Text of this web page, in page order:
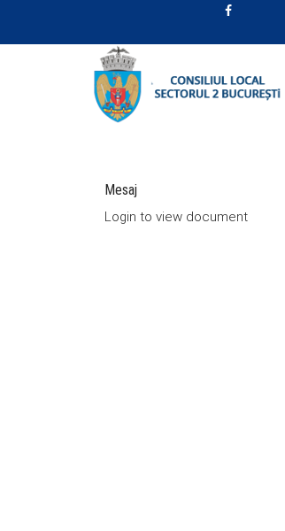
Mesaj
Login to view document